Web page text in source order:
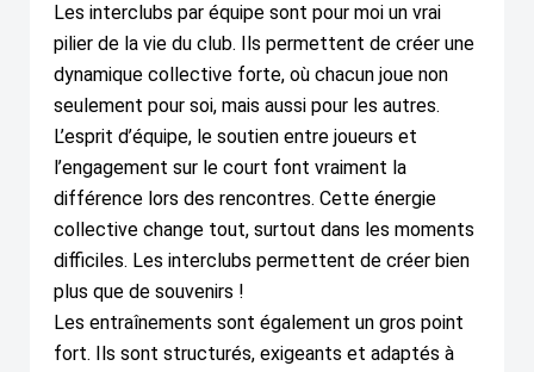
Les interclubs par équipe sont pour moi un vrai
pilier de la vie du club. Ils permettent de créer une
dynamique collective forte, où chacun joue non
seulement pour soi, mais aussi pour les autres.
L’esprit d’équipe, le soutien entre joueurs et
l’engagement sur le court font vraiment la
différence lors des rencontres. Cette énergie
collective change tout, surtout dans les moments
difficiles. Les interclubs permettent de créer bien
plus que de souvenirs !
Les entraînements sont également un gros point
fort. Ils sont structurés, exigeants et adaptés à